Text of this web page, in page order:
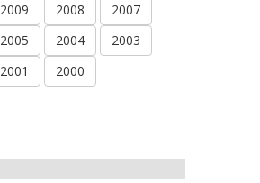
2009 2008
2007
2005 2004
2003
2001 2000